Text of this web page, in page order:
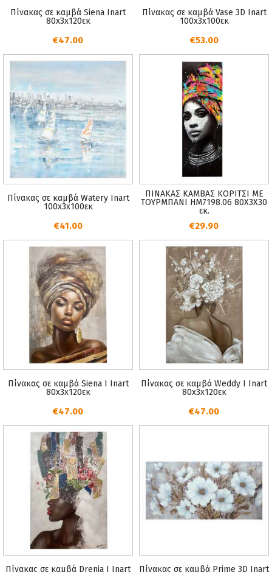
Πίνακας σε καμβά Siena Inart
80x3x120εκ
€47.00
Πίνακας σε καμβά Vase 3D Inart
100x3x100εκ
€53.00
Πίνακας σε καμβά Watery Inart
100x3x100εκ
€41.00
ΠΙΝΑΚΑΣ ΚΑΜΒΑΣ ΚΟΡΙΤΣΙ ΜΕ
ΤΟΥΡΜΠΑΝΙ HM7198.06 80X3X30
εκ.
€29.90
Πίνακας σε καμβά Siena I Inart
80x3x120εκ
€47.00
Πίνακας σε καμβά Weddy I Inart
80x3x120εκ
€47.00
Πίνακας σε καμβά Drenia I Inart
Πίνακας σε καμβά Prime 3D Inart